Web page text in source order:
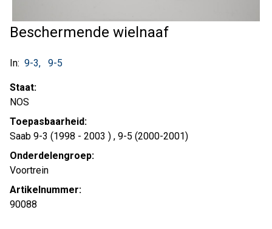
Beschermende wielnaaf
In: 9-3 9-5
Staat:
NOS
Toepasbaarheid:
Saab 9-3 (1998 - 2003 ) , 9-5 (2000-2001)
Onderdelengroep:
Voortrein
Artikelnummer:
90088